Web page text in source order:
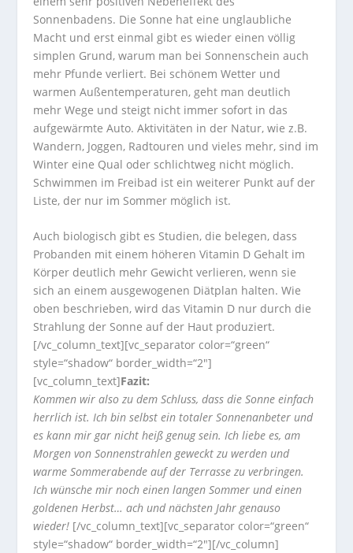
Sonnenbadens. Die Sonne hat eine unglaubliche
Macht und erst einmal gibt es wieder einen völlig
simplen Grund, warum man bei Sonnenschein auch
mehr Pfunde verliert. Bei schönem Wetter und
warmen Außentemperaturen, geht man deutlich
mehr Wege und steigt nicht immer sofort in das
aufgewärmte Auto. Aktivitäten in der Natur, wie z.B.
Wandern, Joggen, Radtouren und vieles mehr, sind im
Winter eine Qual oder schlichtweg nicht möglich.
Schwimmen im Freibad ist ein weiterer Punkt auf der
Liste, der nur im Sommer möglich ist.
Auch biologisch gibt es Studien, die belegen, dass
Probanden mit einem höheren Vitamin D Gehalt im
Körper deutlich mehr Gewicht verlieren, wenn sie
sich an einem ausgewogenen Diätplan halten. Wie
oben beschrieben, wird das Vitamin D nur durch die
Strahlung der Sonne auf der Haut produziert.
[/vc_column_text][vc_separator color=“green“
style=“shadow“ border_width=“2″]
[vc_column_text]Fazit:
Kommen wir also zu dem Schluss, dass die Sonne einfach
herrlich ist. Ich bin selbst ein totaler Sonnenanbeter und
es kann mir gar nicht heiß genug sein. Ich liebe es, am
Morgen von Sonnenstrahlen geweckt zu werden und
warme Sommerabende auf der Terrasse zu verbringen.
Ich wünsche mir noch einen langen Sommer und einen
goldenen Herbst… ach und nächsten Jahr genauso
wieder! [/vc_column_text][vc_separator color=“green“
style=“shadow“ border_width=“2″][/vc_column]